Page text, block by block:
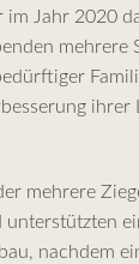
im Jahr 2020
mehrere
ihrer
mehrere
nachdem